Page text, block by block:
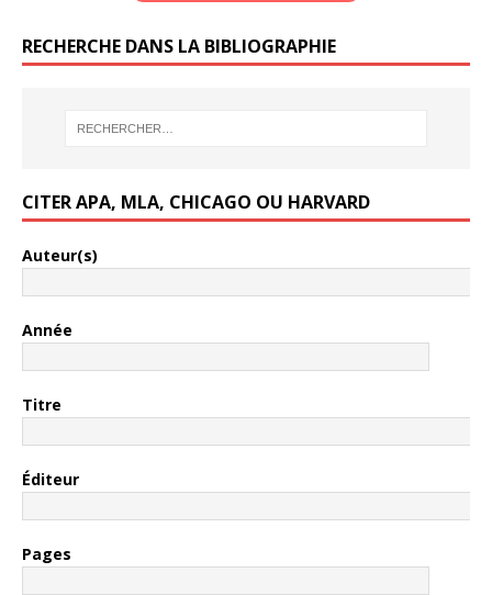
RECHERCHE DANS LA BIBLIOGRAPHIE
CITER APA, MLA, CHICAGO OU HARVARD
Auteur(s)
Année
Titre
Éditeur
Pages